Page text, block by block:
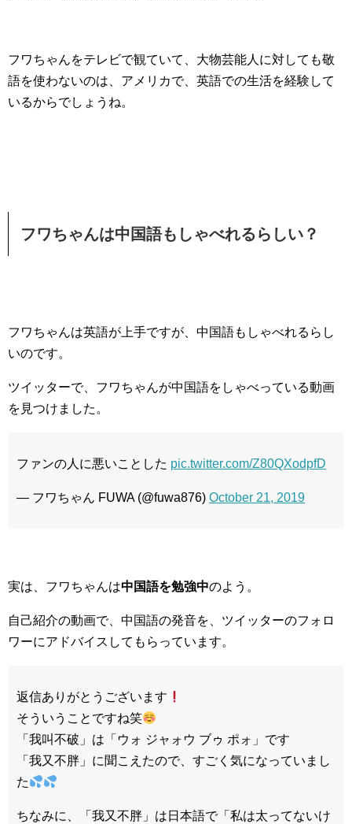
フワちゃんをテレビで観ていて、大物芸能人に対しても敬
語を使わないのは、アメリカで、英語での生活を経験して
いるからでしょうね。
フワちゃんは中国語もしゃべれるらしい？
フワちゃんは英語が上手ですが、中国語もしゃべれるらし
いのです。
ツイッターで、フワちゃんが中国語をしゃべっている動画
を見つけました。
ファンの人に悪いことした pic.twitter.com/Z80QXodpfD
— フワちゃん FUWA (@fuwa876) October 21, 2019
実は、フワちゃんは中国語を勉強中のよう。
自己紹介の動画で、中国語の発音を、ツイッターのフォロ
ワーにアドバイスしてもらっています。
返信ありがとうございます
そういうことですね笑
「我叫不破」は「ウォ ジャォウ ブゥ ポォ」です
「我又不胖」に聞こえたので、すごく気になっていまし
た
ちなみに、「我又不胖」は日本語で「私は太ってないけ